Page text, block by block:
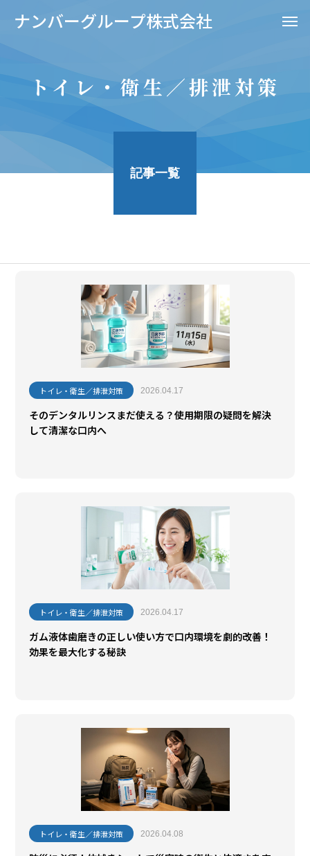
ナンバーグループ株式会社
トイレ・衛生／排泄対策
記事一覧
トイレ・衛生／排泄対策 2026.04.17
そのデンタルリンスまだ使える？使用期限の疑問を解決
して清潔な口内へ
トイレ・衛生／排泄対策 2026.04.17
ガム液体歯磨きの正しい使い方で口内環境を劇的改善！
効果を最大化する秘訣
トイレ・衛生／排泄対策 2026.04.08